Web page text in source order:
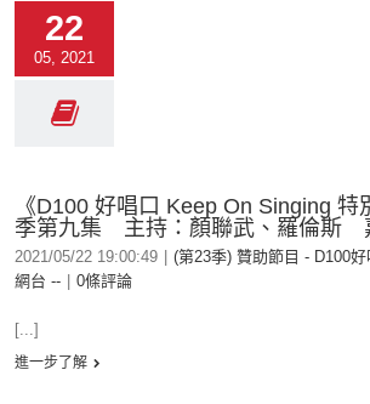
22
05, 2021
《D100 好唱口 Keep On Singing 特
季第九集 主持：顏聯武、羅倫斯
2021/05/22 19:00:49 (第23季) 贊助節目 - D100好
網台 --
0條評論
[...]
進一步了解